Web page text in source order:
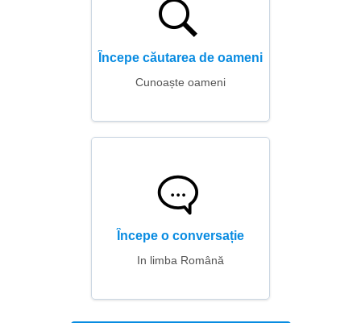
Începe căutarea de oameni
Cunoaște oameni
Începe o conversație
In limba Română